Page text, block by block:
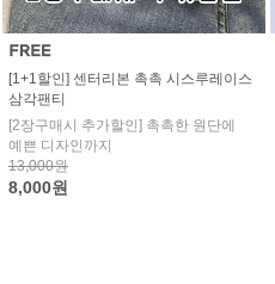
[1+1할인] 센터리본 촉촉 시스루레이스
삼각팬티
[2장구매시 추가할인] 촉촉한 원단에
예쁜 디자인까지
13,000원
8,000원